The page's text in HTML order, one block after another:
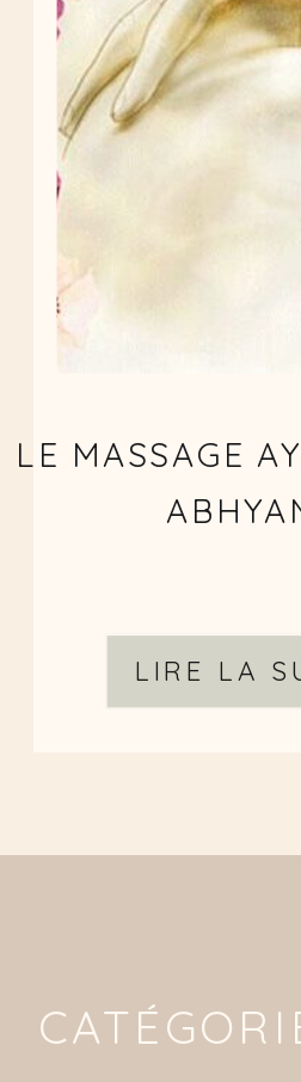
LIRE LA
LE MASSAGE